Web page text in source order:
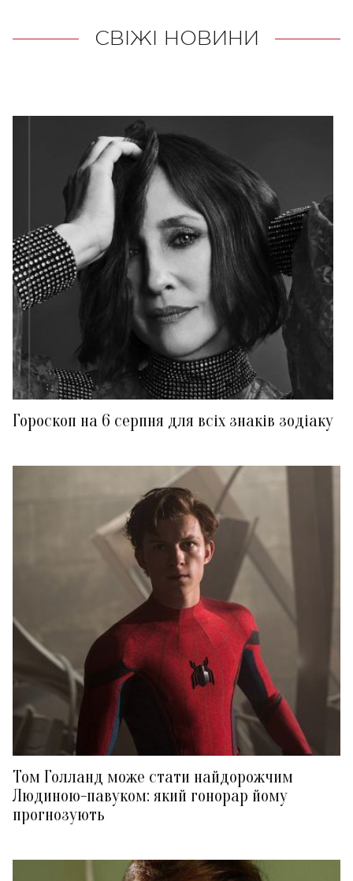
СВІЖІ НОВИНИ
Гороскоп на 6 серпня для всіх знаків зодіаку
Том Голланд може стати найдорожчим
Людиною-павуком: який гонорар йому
прогнозують